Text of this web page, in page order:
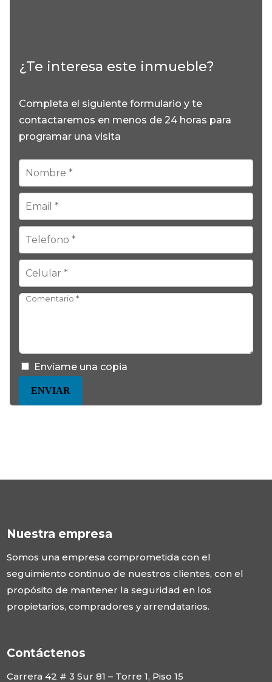
¿Te interesa este inmueble?
Completa el siguiente formulario y te
contactaremos en menos de 24 horas para
programar una visita
Envíame una copia
ENVIAR
Nuestra empresa
Somos una empresa comprometida con el
seguimiento continuo de nuestros clientes, con el
propósito de mantener la seguridad en los
propietarios, compradores y arrendatarios.
Contáctenos
Carrera 42 # 3 Sur 81 – Torre 1, Piso 15